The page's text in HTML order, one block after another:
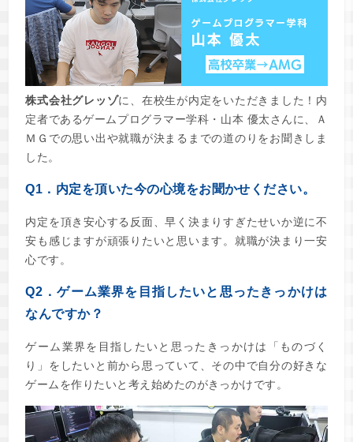
株式会社グレッゾに、在校生が内定をいただきました！内
定者であるゲームプログラマー学科・山本 優太さんに、Ａ
ＭＧでの思い出や就職が決まるまでの道のりをお聞きしま
した。
Q1．内定を頂いた今の心境をお聞かせください。
内定を頂き安心する反面、早く決まりすぎたせいか逆に不
安も感じますが頑張りたいと思います。就職が決まり一安
心です。
Q2．ゲーム業界を目指したいと思ったきっかけは
なんですか？
ゲーム業界を目指したいと思ったきっかけは「ものづく
り」をしたいと前から思っていて、その中で自分の好きな
ゲームを作りたいと考え始めたのがきっかけです。